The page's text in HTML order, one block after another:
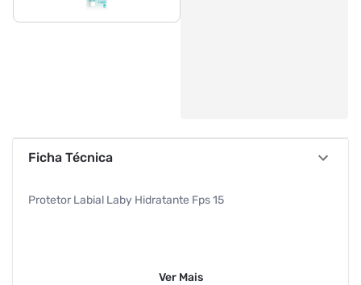
Ficha Técnica
Protetor Labial Laby Hidratante Fps 15
Ver Mais